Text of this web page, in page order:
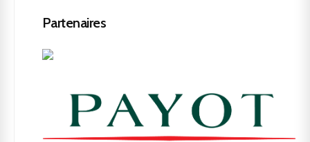
Partenaires